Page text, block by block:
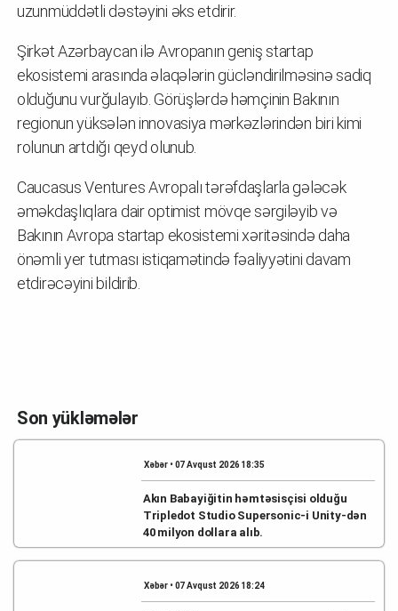
uzunmüddətli dəstəyini əks etdirir.
Şirkət Azərbaycan ilə Avropanın geniş startap
ekosistemi arasında əlaqələrin gücləndirilməsinə sadiq
olduğunu vurğulayıb. Görüşlərdə həmçinin Bakının
regionun yüksələn innovasiya mərkəzlərindən biri kimi
rolunun artdığı qeyd olunub.
Caucasus Ventures Avropalı tərəfdaşlarla gələcək
əməkdaşlıqlara dair optimist mövqe sərgiləyib və
Bakının Avropa startap ekosistemi xəritəsində daha
önəmli yer tutması istiqamətində fəaliyyətini davam
etdirəcəyini bildirib.
Son yükləmələr
Xəbər • 07 Avqust 2026 18:35
Akın Babayiğitin həmtəsisçisi olduğu
Tripledot Studio Supersonic-i Unity-dən
40 milyon dollara alıb.
Xəbər • 07 Avqust 2026 18:24